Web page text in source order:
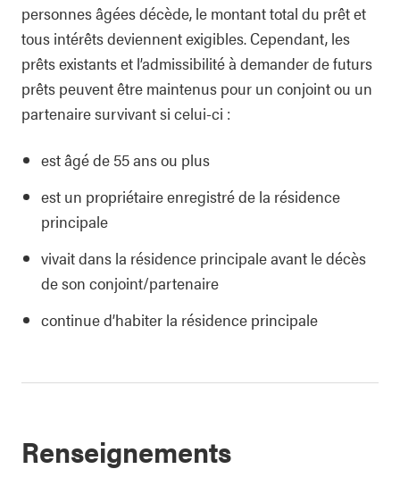
personnes âgées décède, le montant total du prêt et
tous intérêts deviennent exigibles. Cependant, les
prêts existants et l’admissibilité à demander de futurs
prêts peuvent être maintenus pour un conjoint ou un
partenaire survivant si celui-ci :
est âgé de 55 ans ou plus
est un propriétaire enregistré de la résidence
principale
vivait dans la résidence principale avant le décès
de son conjoint/partenaire
continue d’habiter la résidence principale
Renseignements